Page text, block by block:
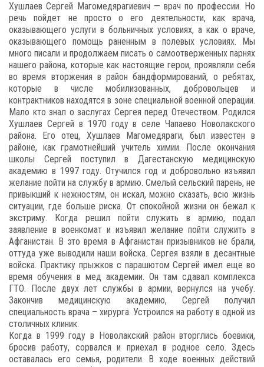
Хушлаев Сергей Магомедярагиевич — врач по профессии. Но
речь пойдет не просто о его деятельности, как врача,
оказывающего услуги в больничных условиях, а как о враче,
оказывающего помощь раненным в полевых условиях. Мы
много писали и продолжаем писать о самоотверженных парнях
нашего района, которые как настоящие герои, проявляли себя
во время вторжения в район бандформирований, о ребятах,
которые в числе мобилизованных, добровольцев и
контрактников находятся в зоне специальной военной операции.
Мало кто знал о заслугах Сергея перед Отечеством. Родился
Хушлаев Сергей в 1970 году в селе Чапаево Новолакского
района. Его отец, Хушлаев Магомедяраги, был известен в
районе, как грамотнейший учитель химии. После окончания
школы Сергей поступил в Дагестанскую медицинскую
академию в 1997 году. Отучился год и добровольно изъявил
желание пойти на службу в армию. Смелый сельский парень, не
привыкший к нежностям, он искал, можно сказать, всю жизнь
ситуации, где больше риска. От спокойной жизни он бежал к
экстриму. Когда решил пойти служить в армию, подал
заявление в военкомат и изъявил желание пойти служить в
Афганистан. В это время в Афганистан призывников не брали,
оттуда уже выводили наши войска. Сергея взяли в десантные
войска. Практику прыжков с парашютом Сергей имел еще во
время обучения в мед академии. Он там сдавал комплекса
ГТО. После двух лет службы в армии, вернулся на учебу.
Закончив медицинскую академию, Сергей получил
специальность врача – хирурга. Устроился на работу в одной из
столичных клиник.
Когда в 1999 году в Новолакский район вторглись боевики,
бросив работу, сорвался и приехал в родное село. Здесь
оставалась его семья, родители. В ходе военных действий